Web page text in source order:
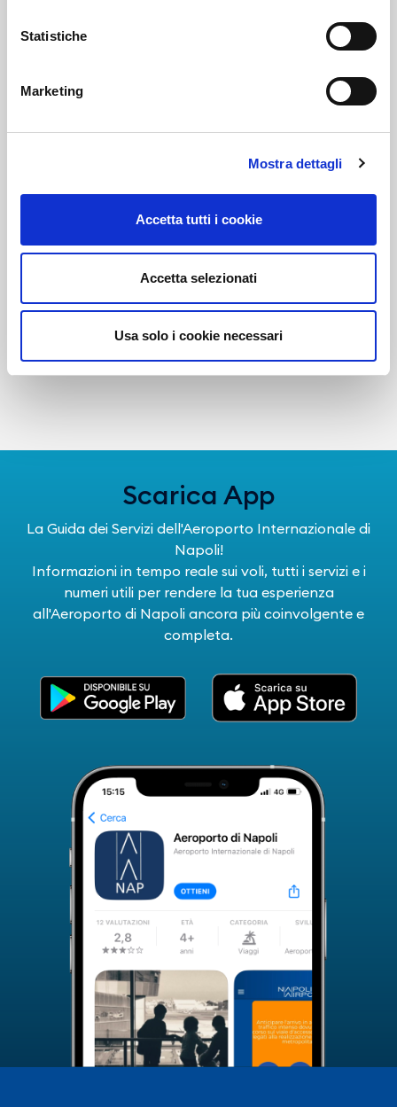
Statistiche
Marketing
Mostra dettagli
Accetta tutti i cookie
Accetta selezionati
Usa solo i cookie necessari
Bar e Ristoranti
Scarica App
La Guida dei Servizi dell'Aeroporto Internazionale di
Napoli!
Informazioni in tempo reale sui voli, tutti i servizi e i
numeri utili per rendere la tua esperienza
all'Aeroporto di Napoli ancora più coinvolgente e
completa.